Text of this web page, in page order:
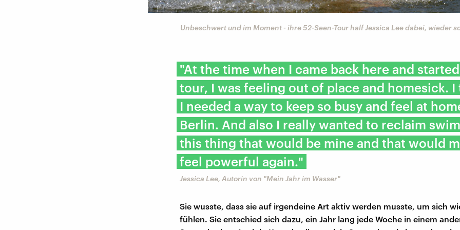
Unbeschwert und im Moment - ihre 52-Seen-Tour half Jessica Lee dabei, wieder
"At the time when I came back here and
tour, I was feeling out of place and homesick.
I needed a way to keep so busy and feel at
Berlin. And also I really wanted to reclaim
this thing that would be mine and that would
feel powerful again."
Jessica Lee, Autorin von "Mein Jahr im Wasser"
Sie wusste, dass sie auf irgendeine Art aktiv werden musste, um sich
fühlen. Sie entschied sich dazu, ein Jahr lang jede Woche in einem